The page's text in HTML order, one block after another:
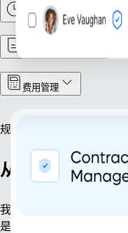
工时与考勤
费用管理
规模拓展
从容布局，稳步
我们助力企业从容应对各
是知识产权管理，我们的